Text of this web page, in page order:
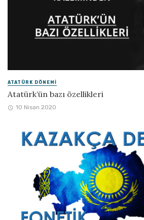
ATATÜRK DÖNEMI
Atatürk’ün bazı özellikleri
10 Nisan 2020